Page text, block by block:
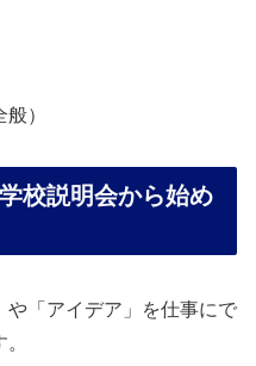
）
校説明会から始め
や「アイデア」を仕事にで